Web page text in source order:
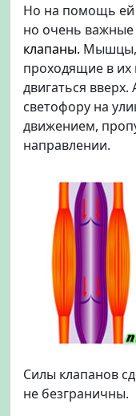
Но на помощь
но очень важные
клапаны. Мышцы,
проходящие в их
двигаться
светофору на
движением,
направлении.
Силы клапанов
не безграничны.